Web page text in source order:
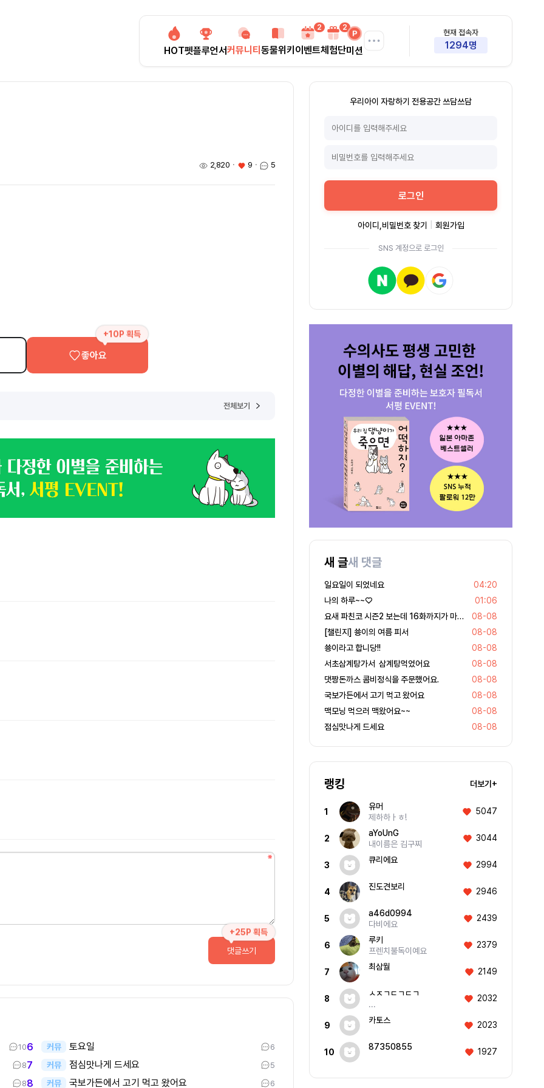
HOT펫플루언서커뮤니티 동물위키 이벤트
2
체험단
2
미션
현재 접속자
1294명
2,820 ㆍ 9 ㆍ 5
+10P 획득
좋아요
전체보기
+25P 획득
댓글쓰기
10
8
8
6 커뮤 토요일 6
7 커뮤 점심맛나게 드세요 5
8 커뮤 국보가든에서 고기 먹고 왔어요 6
우리아이 자랑하기 전용공간 쓰담쓰담
로그인
아이디,비밀번호 찾기 회원가입
SNS 계정으로 로그인
새 글새 댓글
일요일이 되었네요
04:20
나의 하루~~♡
01:06
요새 파친코 시즌2 보는데 16화까지가 마지막인데 후반부까지 봤어요
08-08
[챌린지] 쑝이의 여름 피서
08-08
쑝이라고 합니당!!
08-08
서초삼계탕가서 삼계탕먹었어요
08-08
댓짱돈까스 콤비정식을 주문했어요.
08-08
국보가든에서 고기 먹고 왔어요
08-08
맥모닝 먹으러 맥왔어요~~
08-08
점심맛나게 드세요
08-08
랭킹 더보기+
1
유머
제하하ㅏㅎ!
5047
2
aYoUnG
내이름은 김구찌
3044
3
큐리에요 2994
4
진도견보리 2946
5
a46d0994
다비에요
2439
6
루키
프렌치불독이예요
2379
7
최삼월 2149
8
ㅅㅈㄱㄷㄱㄷㄱ
...
2032
9
카토스 2023
10
87350855 1927